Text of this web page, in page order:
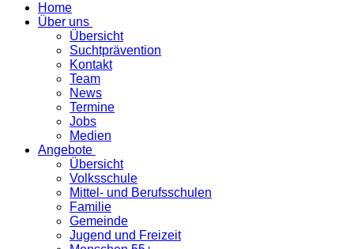
Home
Über uns
Übersicht
Suchtprävention
Kontakt
Team
News
Termine
Jobs
Medien
Angebote
Übersicht
Volksschule
Mittel- und Berufsschulen
Familie
Gemeinde
Jugend und Freizeit